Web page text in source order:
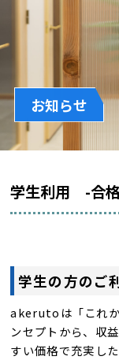
お知らせ
学生利用 -合
学生の方のご
akerutoは「これか
ンセプトから、収
すい価格で充実し